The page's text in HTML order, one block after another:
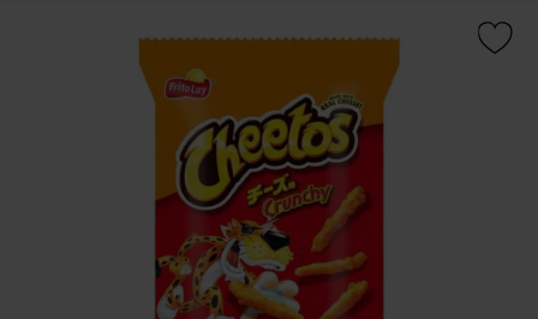
Heading
×